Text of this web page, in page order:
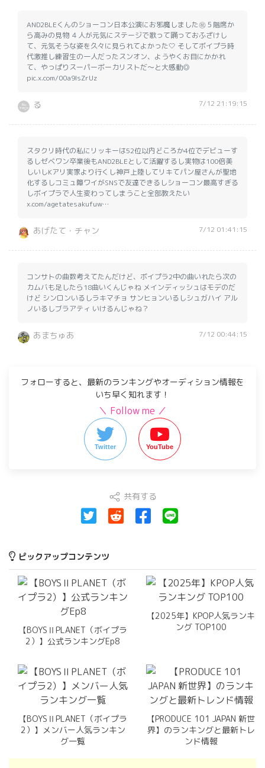
AND2BLEくんのショーコン日本公演にお邪魔しました㊗️５階席か
ら高みの見物 ４人が元気にステージで歌って踊っておふざけし
て、元気そうな姿を久々に見られてよかった🤍 そしてボイプラ時
代激推し練習生の一人だったスンオン、ようやくお目にかかれ
て、やっぱりスーパーボーカリストだ〜と大感動◎
pic.x.com/00a9lsZrUz
る 7/12 21:19:15
スタクリ時代の私にリッキーは52位以内どころか4位でデビューす
るしゼベワン卒業後もAND2BLEとして活躍するし実物は100倍美
しいしKアリ実家より行くし神戸上陸してリキてパン屋さんが聖地
化するしコミュ障ワイがSNSで友達できるしショーコン最高すぎる
しボイプラで人生変わってしまうこと全部教えたい
x.com/agetatesakufuw…
あげたて・チャン 7/12 01:41:15
コンサトの曲数考えてたんだけど、ボイプラ2中の曲いれたら次の
カムバも足したら18曲いくんじゃね メインディッシュはモデのだ
けど シンロンいるしラキマチョ サンヒョンいるしシュガハイ アル
ノいるしブラアティ いけるんじゃね？
あまちゅあ 7/12 00:44:15
フォローすると、最新のランキングやオーディション情報を
いち早く知れます！
＼ Follow me ／
Twitter YouTube
共有する
ピックアップコンテンツ
【BOYSⅡPLANET（ボイプラ
2）】公式ランキングEp8
【2025年】KPOP人気ランキ
ング TOP100
【BOYSⅡPLANET（ボイプラ
2）】メンバー人気ランキン
グ一覧
【PRODUCE 101 JAPAN 新世
界】のランキングと最新トレ
ンド情報